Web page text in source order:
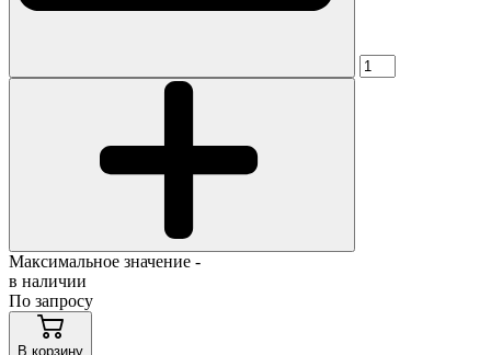
Максимальное значение -
в наличии
По запросу
В корзину